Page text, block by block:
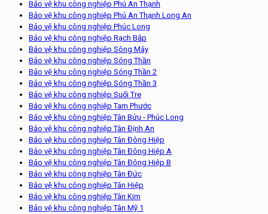
Bảo vệ khu công nghiệp Phú An Thạnh
Bảo vệ khu công nghiệp Phú An Thạnh Long An
Bảo vệ khu công nghiệp Phúc Long
Bảo vệ khu công nghiệp Rạch Bắp
Bảo vệ khu công nghiệp Sông Mây
Bảo vệ khu công nghiệp Sóng Thần
Bảo vệ khu công nghiệp Sóng Thần 2
Bảo vệ khu công nghiệp Sóng Thần 3
Bảo vệ khu công nghiệp Suối Tre
Bảo vệ khu công nghiệp Tam Phước
Bảo vệ khu công nghiệp Tân Bửu - Phúc Long
Bảo vệ khu công nghiệp Tân Định An
Bảo vệ khu công nghiệp Tân Đông Hiệp
Bảo vệ khu công nghiệp Tân Đông Hiệp A
Bảo vệ khu công nghiệp Tân Đông Hiệp B
Bảo vệ khu công nghiệp Tân Đức
Bảo vệ khu công nghiệp Tân Hiệp
Bảo vệ khu công nghiệp Tân Kim
Bảo vệ khu công nghiệp Tân Mỹ 1